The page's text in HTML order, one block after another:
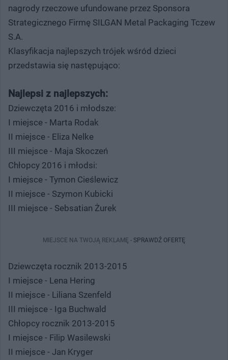
nagrody rzeczowe ufundowane przez Sponsora
Strategicznego Firmę SILGAN Metal Packaging Tczew
S.A.
Klasyfikacja najlepszych trójek wśród dzieci
przedstawia się następująco:
Najlepsi z najlepszych:
Dziewczęta 2016 i młodsze:
I miejsce - Marta Rodak
II miejsce - Eliza Nelke
III miejsce - Maja Skoczeń
Chłopcy 2016 i młodsi:
I miejsce - Tymon Cieślewicz
II miejsce - Szymon Kubicki
III miejsce - Sebsatian Żurek
MIEJSCE NA TWOJĄ REKLAMĘ - SPRAWDŹ OFERTĘ
Dziewczęta rocznik 2013-2015
I miejsce - Lena Hering
II miejsce - Liliana Szenfeld
III miejsce - Iga Buchwald
Chłopcy rocznik 2013-2015
I miejsce - Filip Wasilewski
II miejsce - Jan Kryger